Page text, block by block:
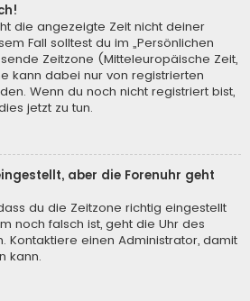
die angezeigte Zeit nicht deiner
Fall solltest du im „Persönlichen
Zeitzone (Mitteleuropäische Zeit,
kann dabei nur von registrierten
Wenn du noch nicht registriert bist,
jetzt zu tun.
aber die Forenuhr geht
du die Zeitzone richtig eingestellt
noch falsch ist, geht die Uhr des
Kontaktiere einen Administrator, damit
kann.